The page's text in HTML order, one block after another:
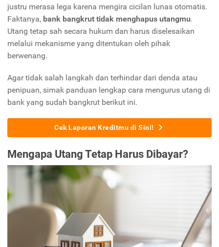
justru merasa lega karena mengira cicilan lunas otomatis.
Faktanya, bank bangkrut tidak menghapus utangmu.
Utang tetap sah secara hukum dan harus diselesaikan
melalui mekanisme yang ditentukan oleh pihak
berwenang.
Agar tidak salah langkah dan terhindar dari denda atau
penipuan, simak panduan lengkap cara mengurus utang di
bank yang sudah bangkrut berikut ini.
Cek Laporan Kreditmu di Sini!
Mengapa Utang Tetap Harus Dibayar?